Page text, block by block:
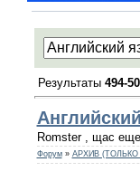
Результаты 494-
Английский
Romster , щас еще
Форум » АРХИВ